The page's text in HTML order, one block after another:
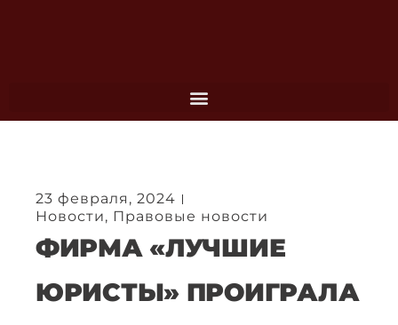
23 февраля, 2024
Новости, Правовые новости
ФИРМА «ЛУЧШИЕ
ЮРИСТЫ» ПРОИГРАЛА